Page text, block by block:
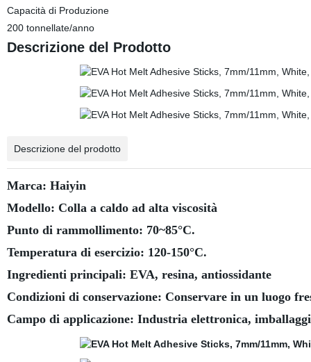
Capacità di Produzione
200 tonnellate/anno
Descrizione del Prodotto
Descrizione del prodotto
Marca: Haiyin
Modello: Colla a caldo ad alta viscosità
Punto di rammollimento: 70~85°C.
Temperatura di esercizio: 120-150°C.
Ingredienti principali: EVA, resina, antiossidante
Condizioni di conservazione: Conservare in un luogo
Campo di applicazione: Industria elettronica,